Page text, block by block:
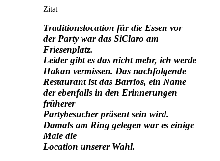
Zitat
Traditionslocation für die Essen vor
der Party war das SiClaro am
Friesenplatz.
Leider gibt es das nicht mehr, ich werde
Hakan vermissen. Das nachfolgende
Restaurant ist das Barrios, ein Name
der ebenfalls in den Erinnerungen
früherer
Partybesucher präsent sein wird.
Damals am Ring gelegen war es einige
Male die
Location unserer Wahl.